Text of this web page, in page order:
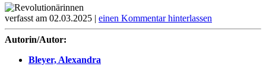
verfasst am 02.03.2025 | einen Kommentar hinterlassen
Autorin/Autor:
Bleyer, Alexandra